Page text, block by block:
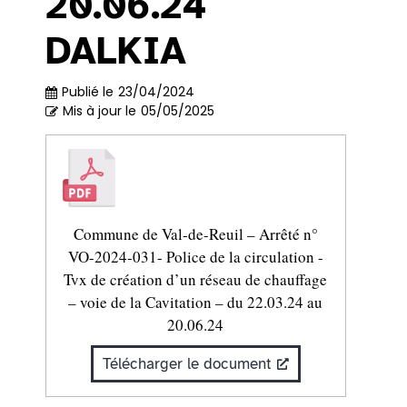
DALKIA
Publié le 23/04/2024
Mis à jour le 05/05/2025
Commune de Val-de-Reuil – Arrêté n°
VO-2024-031- Police de la circulation -
Tvx de création d’un réseau de chauffage
– voie de la Cavitation – du 22.03.24 au
20.06.24
Télécharger le document